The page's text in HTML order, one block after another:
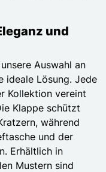
und
Auswahl an
ideale Lösung. Jede
Kollektion vereint
Klappe schützt
während
und der
Erhältlich in
Mustern sind